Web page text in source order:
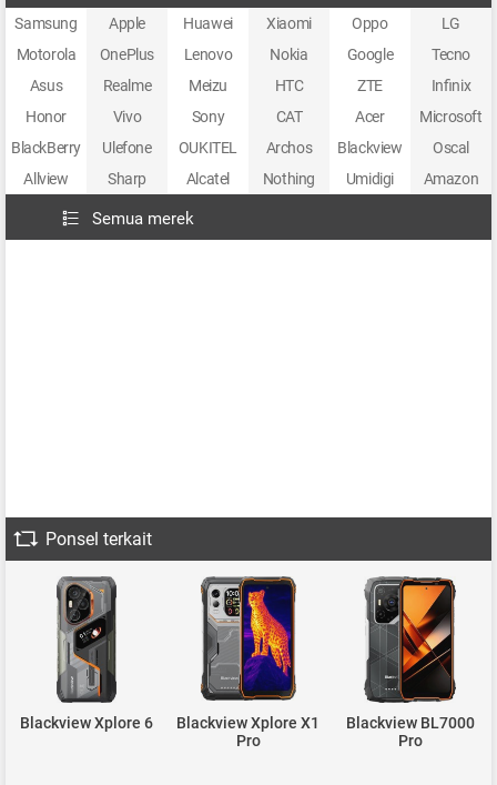
Samsung Apple Huawei Xiaomi Oppo
LG
Motorola
OnePlus Lenovo Nokia Google
Tecno
Asus
Realme Meizu HTC ZTE
Infinix
Honor
Vivo Sony CAT Acer
Microsoft
BlackBerry
Ulefone OUKITEL Archos Blackview
Oscal
Allview
Sharp Alcatel Nothing Umidigi Amazon
Semua merek
Ponsel terkait
Blackview Xplore 6
Blackview Xplore X1
Pro
Blackview BL7000
Pro